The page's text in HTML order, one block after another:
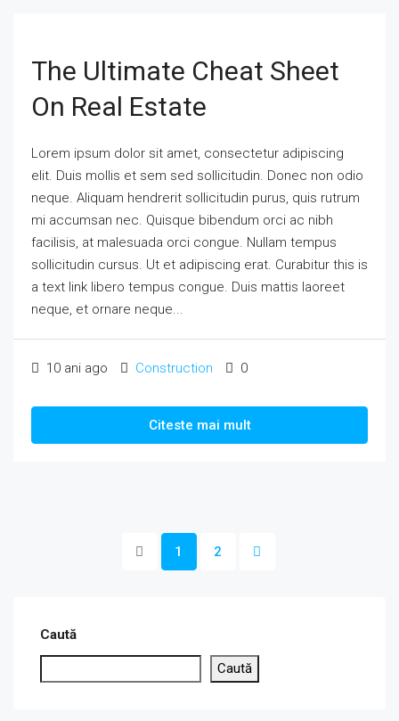
The Ultimate Cheat Sheet
On Real Estate
Lorem ipsum dolor sit amet, consectetur adipiscing
elit. Duis mollis et sem sed sollicitudin. Donec non odio
neque. Aliquam hendrerit sollicitudin purus, quis rutrum
mi accumsan nec. Quisque bibendum orci ac nibh
facilisis, at malesuada orci congue. Nullam tempus
sollicitudin cursus. Ut et adipiscing erat. Curabitur this is
a text link libero tempus congue. Duis mattis laoreet
neque, et ornare neque...
10 ani ago Construction 0
Citeste mai mult
1 2
Caută
Caută